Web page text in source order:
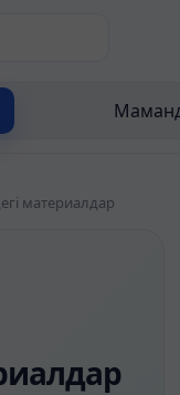
материалдар